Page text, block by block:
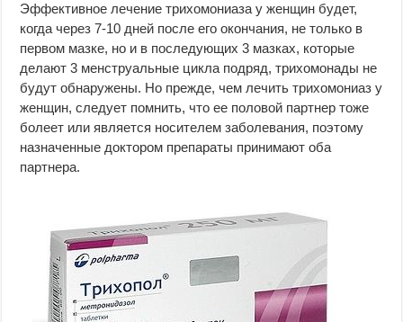
Эффективное лечение трихомониаза у женщин будет,
когда через 7-10 дней после его окончания, не только в
первом мазке, но и в последующих 3 мазках, которые
делают 3 менструальные цикла подряд, трихомонады не
будут обнаружены. Но прежде, чем лечить трихомониаз у
женщин, следует помнить, что ее половой партнер тоже
болеет или является носителем заболевания, поэтому
назначенные доктором препараты принимают оба
партнера.